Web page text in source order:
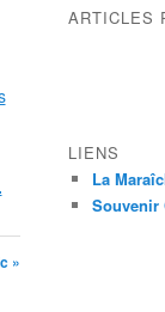
»
ARTICLES
LIENS
La
Souvenir